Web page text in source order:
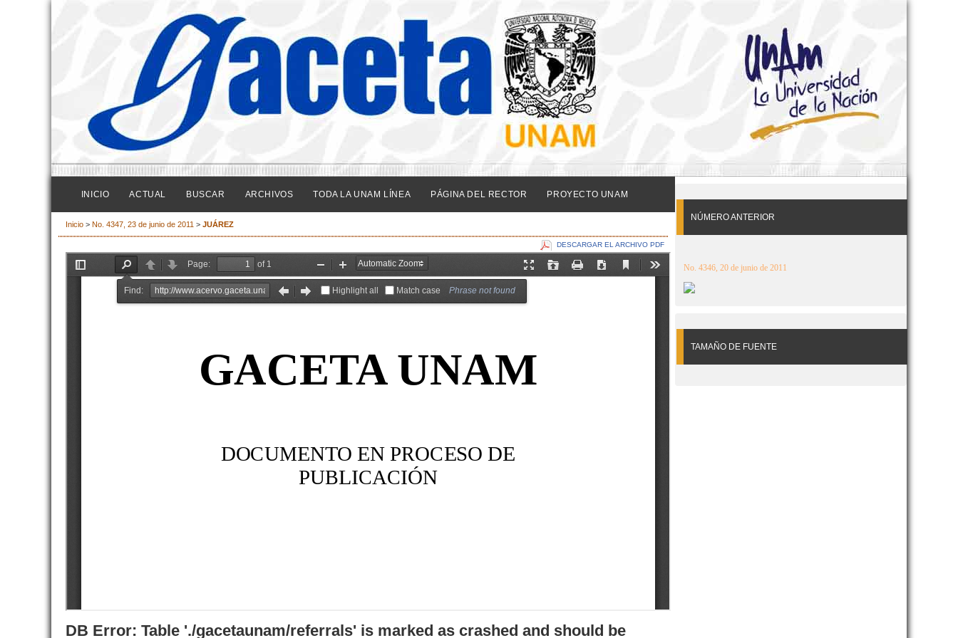
NÚMERO ANTERIOR
No. 4346, 20 de junio de 2011
TAMAÑO DE FUENTE
INICIO ACTUAL BUSCAR ARCHIVOS TODA LA UNAM LÍNEA PÁGINA DEL RECTOR PROYECTO UNAM
Inicio > No. 4347, 23 de junio de 2011 > JUÁREZ
DESCARGAR EL ARCHIVO PDF
DB Error: Table './gacetaunam/referrals' is marked as crashed and should be